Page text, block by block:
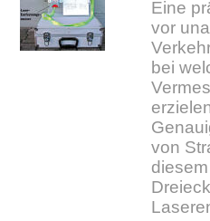
Eine
vor
bei
von